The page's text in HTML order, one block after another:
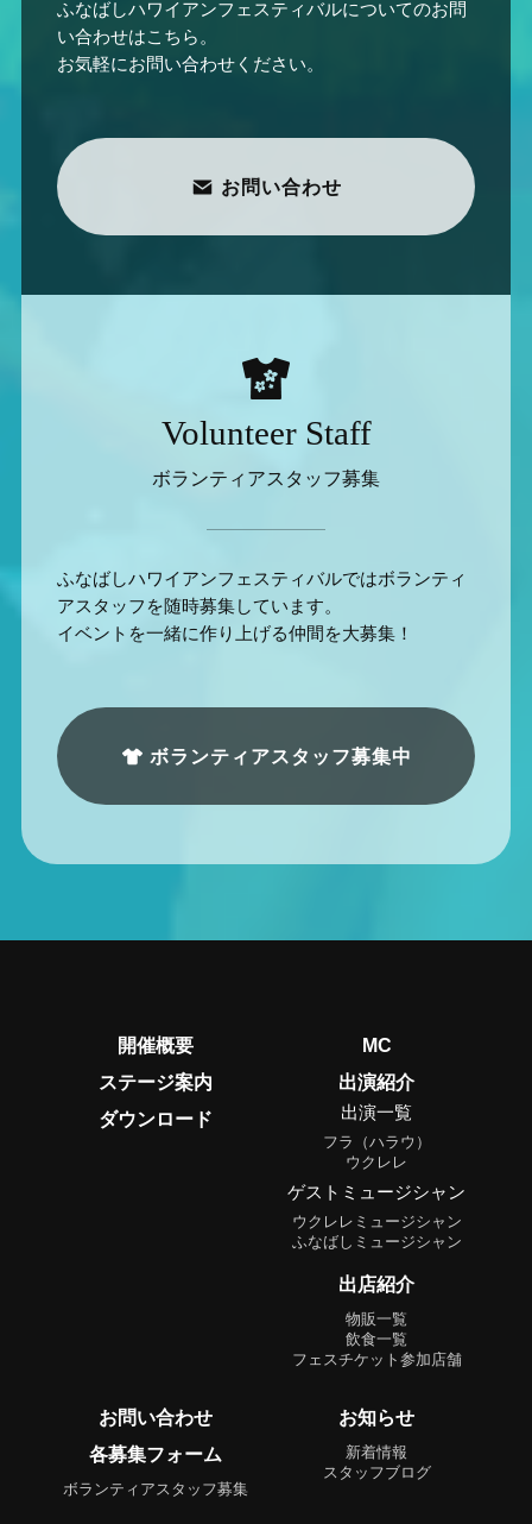
ふなばしハワイアンフェスティバルについてのお問
い合わせはこちら。
お気軽にお問い合わせください。
お問い合わせ
Volunteer Staff
ボランティアスタッフ募集
ふなばしハワイアンフェスティバルではボランティ
アスタッフを随時募集しています。
イベントを一緒に作り上げる仲間を大募集！
ボランティアスタッフ募集中
開催概要
ステージ案内
ダウンロード
MC
出演紹介
出演一覧
フラ（ハラウ）
ウクレレ
ゲストミュージシャン
ウクレレミュージシャン
ふなばしミュージシャン
出店紹介
物販一覧
飲食一覧
フェスチケット参加店舗
お問い合わせ
各募集フォーム
ボランティアスタッフ募集
お知らせ
新着情報
スタッフブログ